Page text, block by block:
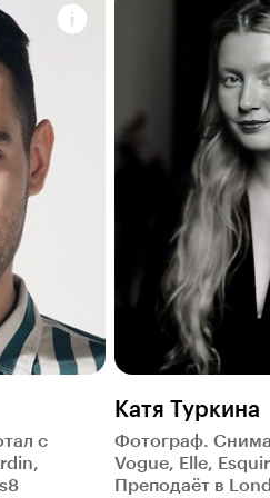
с
Катя Туркина
Фотограф.
Vogue, Elle,
Преподаёт в